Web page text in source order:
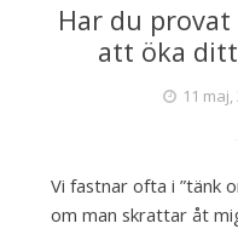
Har du
att öka
11 maj,
Vi fastnar ofta i ”tänk
om man skrattar åt